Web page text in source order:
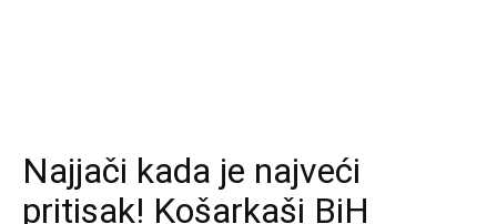
Najjači kada je najveći
pritisak! Košarkaši BiH